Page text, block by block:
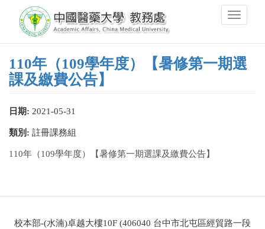
內
Toggle
110年（109學年度）【暑修第一期選
課及繳費公告】
日期: 2021-05-31
類別: 註冊課務組
110年（109學年度）【暑修第一期選課及繳費公告】
校本部-(水湳)卓越大樓10F (406040 台中市北屯區經貿路一段